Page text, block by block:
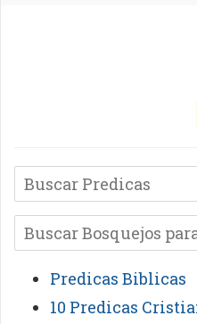
Predicas Biblicas
10 Predicas